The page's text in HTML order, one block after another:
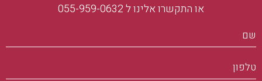
או התקשרו אלינו ל 055-959-0632
שם
טלפון